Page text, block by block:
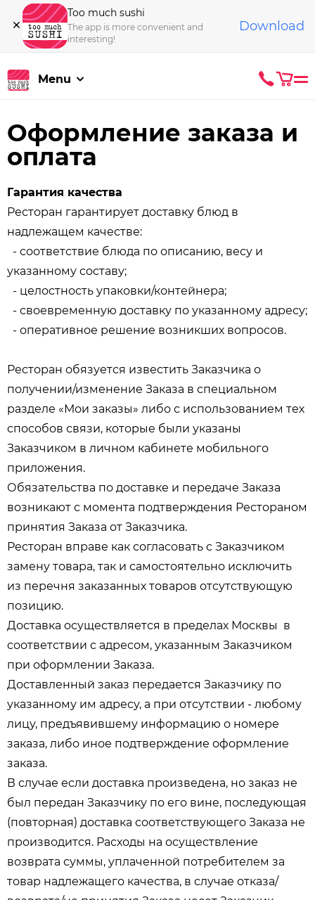
Too much sushi
The app is more convenient and
interesting!
Download
Menu
Оформление заказа и
оплата
Гарантия качества
Ресторан гарантирует доставку блюд в
надлежащем качестве:
- соответствие блюда по описанию, весу и
указанному составу;
- целостность упаковки/контейнера;
- своевременную доставку по указанному адресу;
- оперативное решение возникших вопросов.
Ресторан обязуется известить Заказчика о
получении/изменение Заказа в специальном
разделе «Мои заказы» либо с использованием тех
способов связи, которые были указаны
Заказчиком в личном кабинете мобильного
приложения.
Обязательства по доставке и передаче Заказа
возникают с момента подтверждения Рестораном
принятия Заказа от Заказчика.
Ресторан вправе как согласовать с Заказчиком
замену товара, так и самостоятельно исключить
из перечня заказанных товаров отсутствующую
позицию.
Доставка осуществляется в пределах Москвы в
соответствии с адресом, указанным Заказчиком
при оформлении Заказа.
Доставленный заказ передается Заказчику по
указанному им адресу, а при отсутствии - любому
лицу, предъявившему информацию о номере
заказа, либо иное подтверждение оформление
заказа.
В случае если доставка произведена, но заказ не
был передан Заказчику по его вине, последующая
(повторная) доставка соответствующего Заказа не
производится. Расходы на осуществление
возврата суммы, уплаченной потребителем за
товар надлежащего качества, в случае отказа/